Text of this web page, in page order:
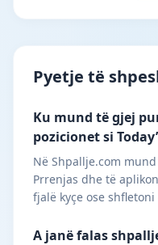
Pyetje të
Ku mund të gjej
pozicionet si
Në Shpallje.com
Prrenjas dhe të
fjalë kyçe ose
A janë falas